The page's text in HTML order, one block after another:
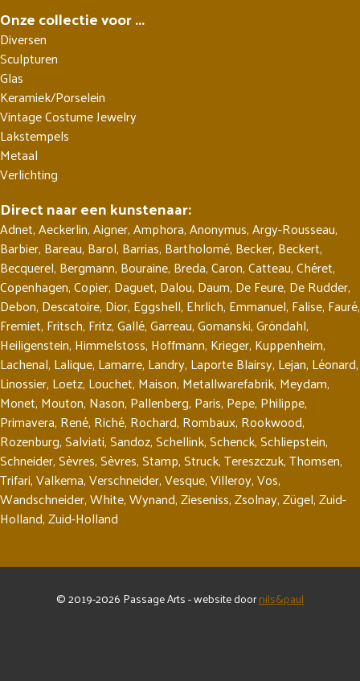
Onze collectie voor ...
Diversen
Sculpturen
Glas
Keramiek/Porselein
Vintage Costume Jewelry
Lakstempels
Metaal
Verlichting
Direct naar een kunstenaar:
Adnet,Aeckerlin,Aigner,Amphora,Anonymus,Argy-Rousseau,
Barbier, Bareau, Barol, Barrias, Bartholomé, Becker, Beckert,
Becquerel, Bergmann, Bouraine, Breda,Caron,Catteau,Chéret,
Copenhagen,Copier, Daguet, Dalou, Daum, De Feure, De Rudder,
Debon, Descatoire, Dior, Eggshell, Ehrlich, Emmanuel, Falise, Fauré,
Fremiet, Fritsch, Fritz,Gallé,Garreau,Gomanski,Gröndahl,
Heiligenstein, Himmelstoss, Hoffmann, Krieger, Kuppenheim,
Lachenal, Lalique, Lamarre, Landry, Laporte Blairsy, Lejan, Léonard,
Linossier, Loetz, Louchet, Maison, Metallwarefabrik, Meydam,
Monet, Mouton, Nason, Pallenberg, Paris, Pepe, Philippe,
Primavera, René, Riché, Rochard, Rombaux, Rookwood,
Rozenburg,Salviati,Sandoz,Schellink,Schenck,Schliepstein,
Schneider,Sèvres,Sèvres,Stamp,Struck,Tereszczuk,Thomsen,
Trifari,Valkema,Verschneider,Vesque,Villeroy,Vos,
Wandschneider,White,Wynand,Zieseniss,Zsolnay,Zügel,Zuid-
Holland,Zuid-Holland
© 2019-2026 Passage Arts - website doornils&paul